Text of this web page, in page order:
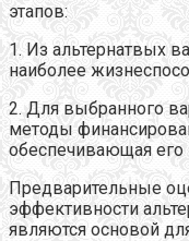
этапов:
1. Из альтернатвых
наиболее
2. Для выбранного
методы
обеспечивающая
Предварительные
эффективности
являются основой